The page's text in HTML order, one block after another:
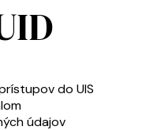
do UIS
údajov